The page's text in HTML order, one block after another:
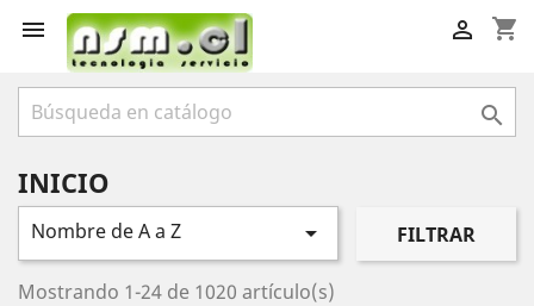
 shopping_cart


INICIO
Nombre de A a Z  FILTRAR
Mostrando 1-24 de 1020 artículo(s)